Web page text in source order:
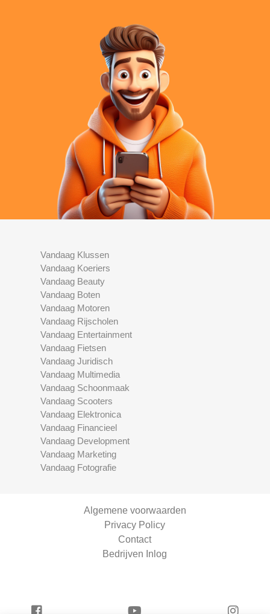
Vandaag Klussen
Vandaag Koeriers
Vandaag Beauty
Vandaag Boten
Vandaag Motoren
Vandaag Rijscholen
Vandaag Entertainment
Vandaag Fietsen
Vandaag Juridisch
Vandaag Multimedia
Vandaag Schoonmaak
Vandaag Scooters
Vandaag Elektronica
Vandaag Financieel
Vandaag Development
Vandaag Marketing
Vandaag Fotografie
Algemene voorwaarden
Privacy Policy
Contact
Bedrijven Inlog